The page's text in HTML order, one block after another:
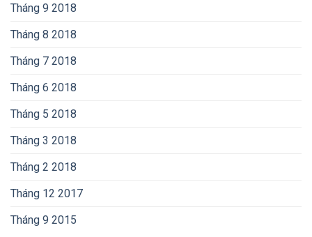
Tháng 9 2018
Tháng 8 2018
Tháng 7 2018
Tháng 6 2018
Tháng 5 2018
Tháng 3 2018
Tháng 2 2018
Tháng 12 2017
Tháng 9 2015